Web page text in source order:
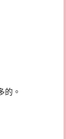
的。